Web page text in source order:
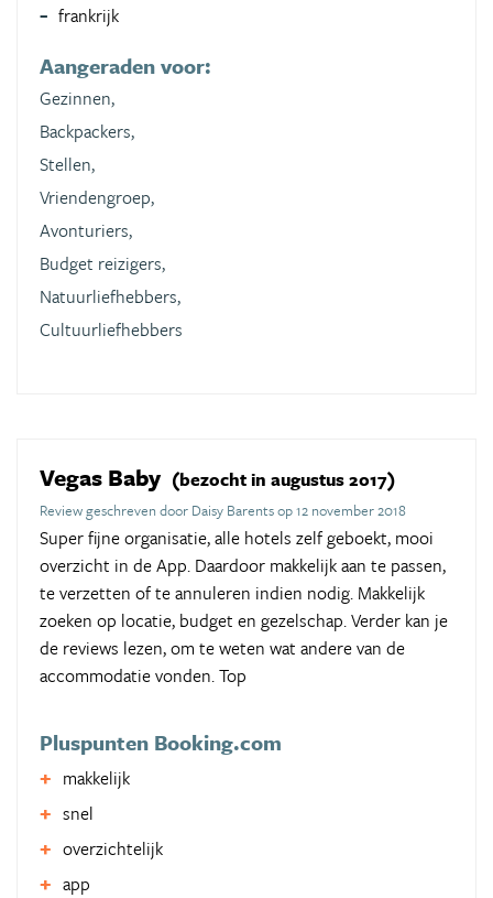
frankrijk
Aangeraden voor:
Gezinnen,
Backpackers,
Stellen,
Vriendengroep,
Avonturiers,
Budget reizigers,
Natuurliefhebbers,
Cultuurliefhebbers
Vegas Baby (bezocht in augustus 2017)
Review geschreven door Daisy Barents op 12 november 2018
Super fijne organisatie, alle hotels zelf geboekt, mooi
overzicht in de App. Daardoor makkelijk aan te passen,
te verzetten of te annuleren indien nodig. Makkelijk
zoeken op locatie, budget en gezelschap. Verder kan je
de reviews lezen, om te weten wat andere van de
accommodatie vonden. Top
Pluspunten Booking.com
makkelijk
snel
overzichtelijk
app